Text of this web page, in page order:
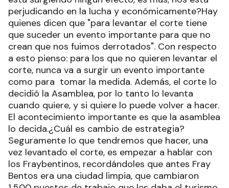
perjudicando en la lucha y económicamente?Hay
quienes dicen que "para levantar el corte tiene
que suceder un evento importante para que no
crean que nos fuimos derrotados". Con respecto
a esto pienso: para los que no quieren levantar el
corte, nunca va a surgir un evento importante
como para tomar la medida. Además, el corte lo
decidió la Asamblea, por lo tanto lo levanta
cuando quiere, y si quiere lo puede volver a hacer.
El acontecimiento importante es que la asamblea
lo decida.¿Cuál es cambio de estrategia?
Seguramente lo que tendremos que hacer, una
vez levantado el corte, es empezar a hablar con
los Fraybentinos, recordándoles que antes Fray
Bentos era una ciudad limpia, que cambiaron